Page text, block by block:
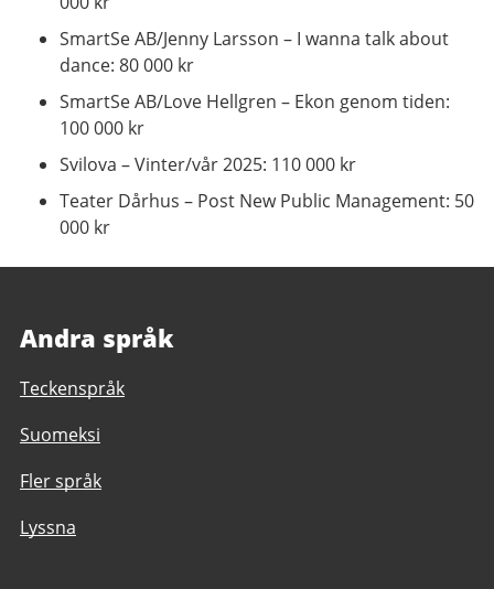
SmartSe AB/Jenny Larsson – I wanna talk about
dance: 80 000 kr
SmartSe AB/Love Hellgren – Ekon genom tiden:
100 000 kr
Svilova – Vinter/vår 2025: 110 000 kr
Teater Dårhus – Post New Public Management: 50
000 kr
Andra språk
Teckenspråk
Suomeksi
Fler språk
Lyssna